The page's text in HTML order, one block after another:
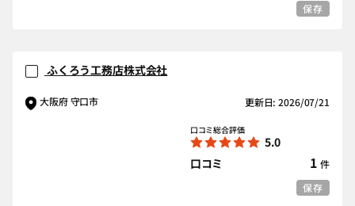
保存
ふくろう工務店株式会社
大阪府 守口市 更新日: 2026/07/21
口コミ総合評価
5.0
口コミ
1 件
保存